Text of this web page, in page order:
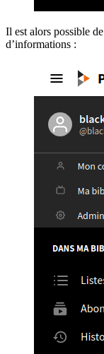
Il est alors possible
d’informations :